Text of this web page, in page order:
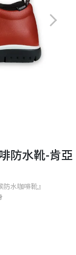
防水靴-肯亞
水咖啡靴』